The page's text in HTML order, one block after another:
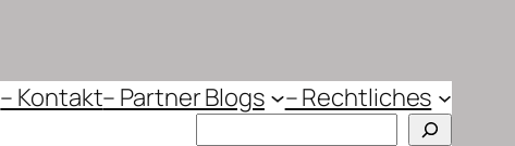
– Kontakt– Partner Blogs
– Rechtliches